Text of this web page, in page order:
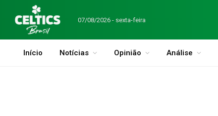
07/08/2026 - sexta-feira
Início Notícias Opinião Análise